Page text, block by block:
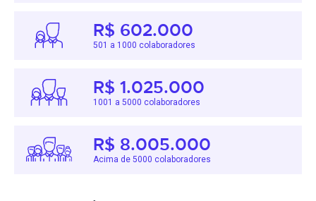
R$ 602.000
501 a 1000 colaboradores
R$ 1.025.000
1001 a 5000 colaboradores
R$ 8.005.000
Acima de 5000 colaboradores